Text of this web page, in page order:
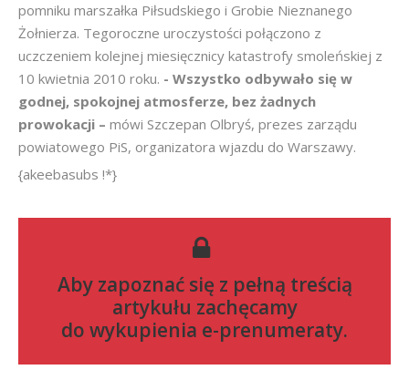
pomniku marszałka Piłsudskiego i Grobie Nieznanego
Żołnierza. Tegoroczne uroczystości połączono z
uczczeniem kolejnej miesięcznicy katastrofy smoleńskiej z
10 kwietnia 2010 roku. - Wszystko odbywało się w
godnej, spokojnej atmosferze, bez żadnych
prowokacji – mówi Szczepan Olbryś, prezes zarządu
powiatowego PiS, organizatora wjazdu do Warszawy.
{akeebasubs !*}
Aby zapoznać się z pełną treścią
artykułu zachęcamy
do wykupienia e-prenumeraty.